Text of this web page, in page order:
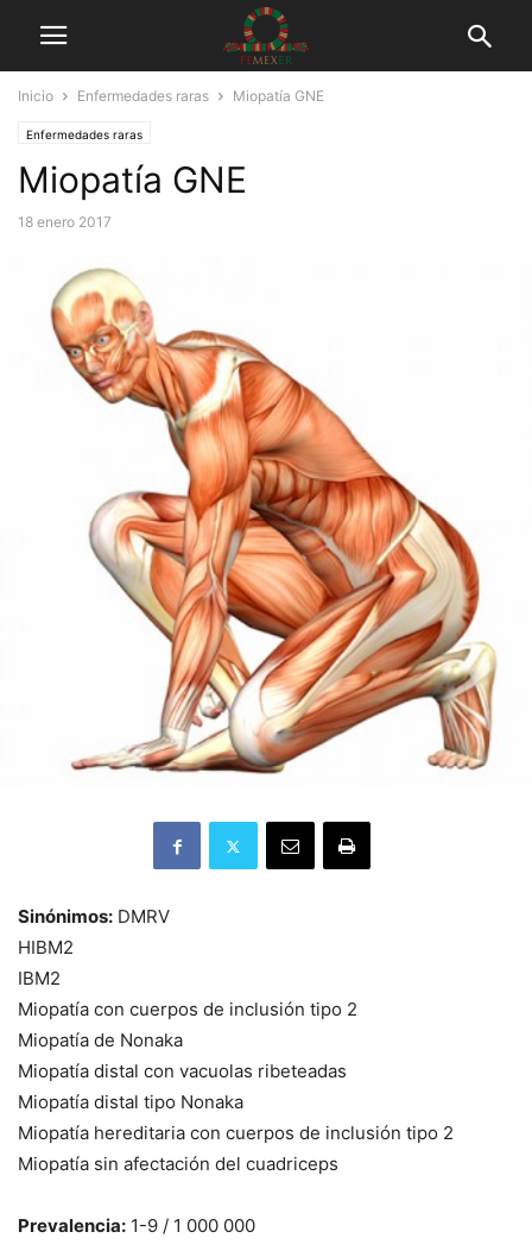
Inicio Enfermedades raras Miopatía GNE
Enfermedades raras
Miopatía GNE
18 enero 2017
Sinónimos: DMRV
HIBM2
IBM2
Miopatía con cuerpos de inclusión tipo 2
Miopatía de Nonaka
Miopatía distal con vacuolas ribeteadas
Miopatía distal tipo Nonaka
Miopatía hereditaria con cuerpos de inclusión tipo 2
Miopatía sin afectación del cuadriceps
Prevalencia: 1-9 / 1 000 000